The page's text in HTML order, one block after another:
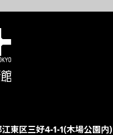
東区三好4-1-1(木場公園内)